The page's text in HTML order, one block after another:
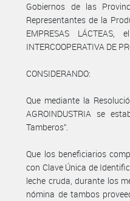
Gobiernos de las
Representantes de la
EMPRESAS
INTERCOOPERATIVA DE
CONSIDERANDO:
Que mediante la
AGROINDUSTRIA se
Tamberos”.
Que los beneficiarios
con Clave Única de
leche cruda, durante los
nómina de tambos